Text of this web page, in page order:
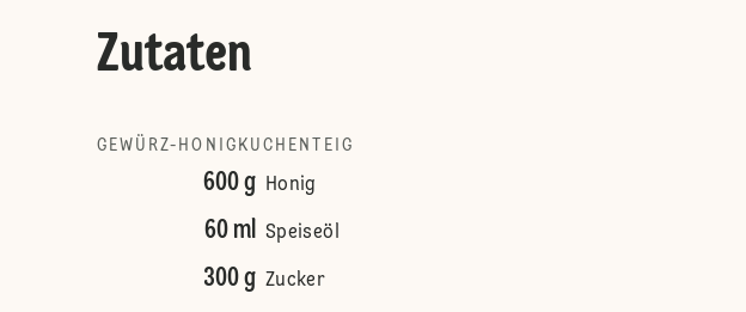
Zutaten
GEWÜRZ-HONIGKUCHENTEIG
600 g Honig
60 ml Speiseöl
300 g Zucker